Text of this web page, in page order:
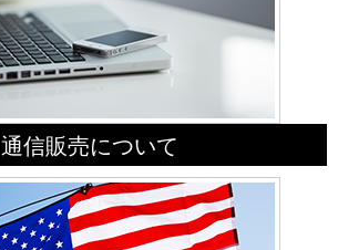
通信販売について